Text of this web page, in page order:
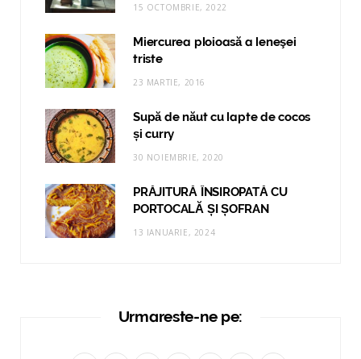
15 OCTOMBRIE, 2022
Miercurea ploioasă a leneşei
triste
23 MARTIE, 2016
Supă de năut cu lapte de cocos
și curry
30 NOIEMBRIE, 2020
PRĂJITURĂ ÎNSIROPATĂ CU
PORTOCALĂ ȘI ȘOFRAN
13 IANUARIE, 2024
Urmareste-ne pe: